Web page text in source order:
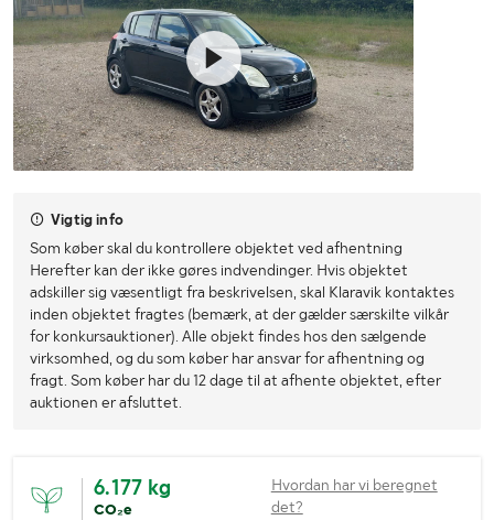
Vigtig info
Som køber skal du kontrollere objektet ved afhentning
Herefter kan der ikke gøres indvendinger. Hvis objektet
adskiller sig væsentligt fra beskrivelsen, skal Klaravik kontaktes
inden objektet fragtes (bemærk, at der gælder særskilte vilkår
for konkursauktioner). Alle objekt findes hos den sælgende
virksomhed, og du som køber har ansvar for afhentning og
fragt. Som køber har du 12 dage til at afhente objektet, efter
auktionen er afsluttet.
6.177 kg
CO₂e
Hvordan har vi beregnet
det?